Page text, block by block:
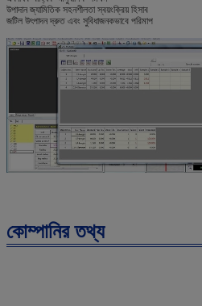
উপাদান জ্যামিতিক সহনশীলতা স্বয়ংক্রিয় হিসাব
জটিল উৎপাদন দ্রুত এবং সুবিধাজনকভাবে পরিমাপ
কোম্পানির তথ্য